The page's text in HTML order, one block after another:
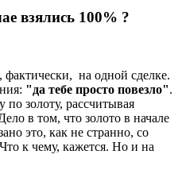
взялись 100% ?
на одной сделке.
"да тебе просто повезло".
золоту, рассчитывая
в том, что золото в начале
это, как не странно, со
к чему, кажется. Но и на